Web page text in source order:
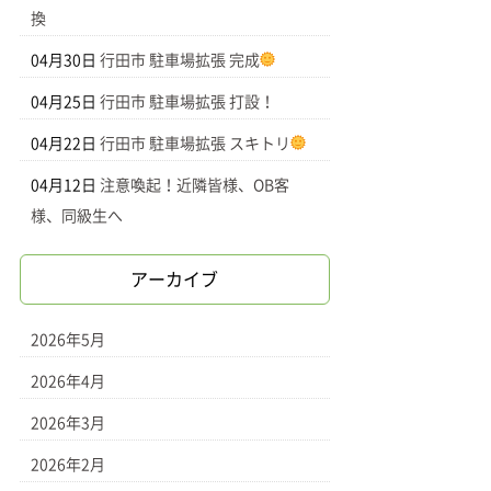
換
04月30日 行田市 駐車場拡張 完成
04月25日 行田市 駐車場拡張 打設！
04月22日 行田市 駐車場拡張 スキトリ
04月12日 注意喚起！近隣皆様、OB客
様、同級生へ
アーカイブ
2026年5月
2026年4月
2026年3月
2026年2月